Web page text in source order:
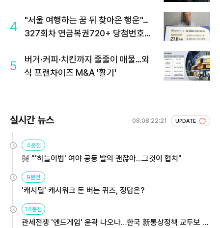
4
"서울 여행하는 꿈 뒤 찾아온 행운"…
327회차 연금복권720+ 당첨번호조
5
버거·커피·치킨까지 줄줄이 매물…외
식 프랜차이즈 M&A '활기'
실시간 뉴스 08.08 22:21 UPDATE
4분전
與 "'하늘이법' 여야 공동 발의 괜찮아…그것이 협치"
9분전
'캐시딜' 캐시워크 돈 버는 퀴즈, 정답은?
14분전
관세전쟁 '엔드게임' 윤곽 나오나…한국 新통상정책 교두보 활